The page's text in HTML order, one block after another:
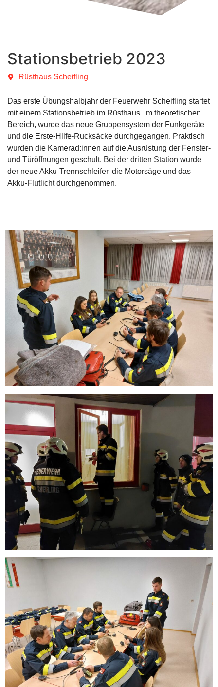
Stationsbetrieb 2023
Rüsthaus Scheifling
Das erste Übungshalbjahr der Feuerwehr Scheifling startet
mit einem Stationsbetrieb im Rüsthaus. Im theoretischen
Bereich, wurde das neue Gruppensystem der Funkgeräte
und die Erste-Hilfe-Rucksäcke durchgegangen. Praktisch
wurden die Kamerad:innen auf die Ausrüstung der Fenster-
und Türöffnungen geschult. Bei der dritten Station wurde
der neue Akku-Trennschleifer, die Motorsäge und das
Akku-Flutlicht durchgenommen.